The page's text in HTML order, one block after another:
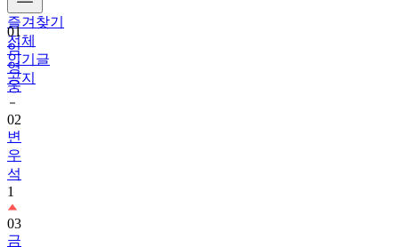
즐겨찾기
전체
인기글
공지
01
임
영
웅
02
변
우
석
1
03
금